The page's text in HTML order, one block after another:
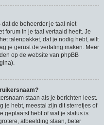
de beheerder je taal niet
forum in je taal vertaald heeft. Je
talenpakket, dat je nodig hebt, wilt
je gerust de vertaling maken. Meer
op de website van phpBB
staan als je berichten leest.
je hebt, meestal zijn dit sterretjes of
geplaatst hebt of wat je status is.
afbeelding staan, beter